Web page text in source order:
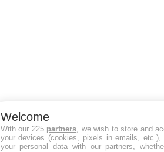
Welcome
With our 225 partners , we wish to store and
your devices (cookies, pixels in emails, etc.),
your personal data with our partners,